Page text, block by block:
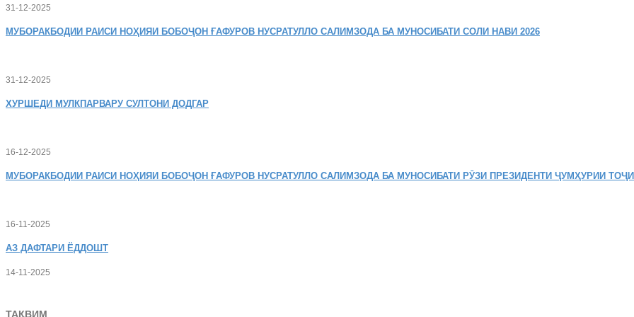
31-12-2025
МУБОРАКБОДИИ РАИСИ НОҲИЯИ БОБОҶОН ҒАФУРОВ НУСРАТУЛЛО САЛИМЗОДА БА МУНОСИБАТИ СОЛИ НАВИ 2026
31-12-2025
ХУРШЕДИ МУЛКПАРВАРУ СУЛТОНИ ДОДГАР
16-12-2025
МУБОРАКБОДИИ РАИСИ НОҲИЯИ БОБОҶОН ҒАФУРОВ НУСРАТУЛЛО САЛИМЗОДА БА МУНОСИБАТИ РӮЗИ ПРЕЗИДЕНТИ ҶУМҲУРИИ
16-11-2025
АЗ ДАФТАРИ ЁДДОШТ
14-11-2025
ТАҚВИМ